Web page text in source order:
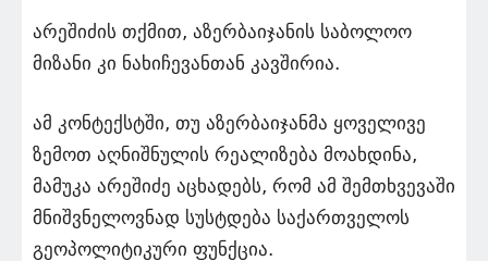
არეშიძის თქმით, აზერბაიჯანის საბოლოო
მიზანი კი ნახიჩევანთან კავშირია.
ამ კონტექსტში, თუ აზერბაიჯანმა ყოველივე
ზემოთ აღნიშნულის რეალიზება მოახდინა,
მამუკა არეშიძე აცხადებს, რომ ამ შემთხვევაში
მნიშვნელოვნად სუსტდება საქართველოს
გეოპოლიტიკური ფუნქცია.